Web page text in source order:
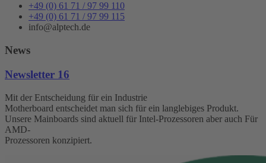
+49 (0) 61 71 / 97 99 110
+49 (0) 61 71 / 97 99 115
info@alptech.de
News
Newsletter 16
Mit der Entscheidung für ein Industrie
Motherboard entscheidet man sich für ein langlebiges Produkt.
Unsere Mainboards sind aktuell für Intel-Prozessoren aber auch Für
AMD-
Prozessoren konzipiert.